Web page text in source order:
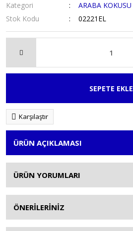
Kategori ARABA KOKUSU
Stok Kodu
02221EL
SEPETE EKLE
Karşılaştır
ÜRÜN AÇIKLAMASI
ÜRÜN YORUMLARI
ÖNERİLERİNİZ